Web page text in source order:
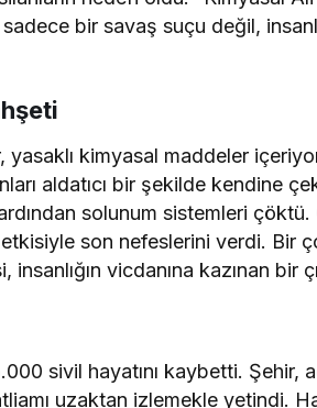
bir savaş suçu değil,
yasaklı kimyasal maddeler
aldatıcı bir şekilde kendine
solunum sistemleri
son nefeslerini verdi. Bir
vicdanına kazınan bir
sivil hayatını kaybetti.
uzaktan izlemekle yetindi.